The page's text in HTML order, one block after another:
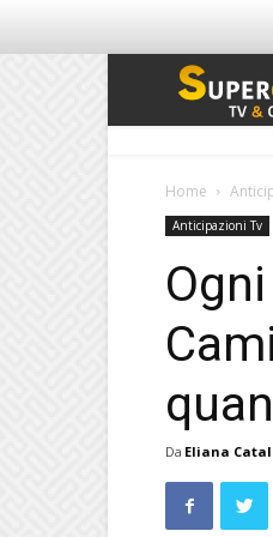
Home
Anticipazioni Tv
Da Eliana